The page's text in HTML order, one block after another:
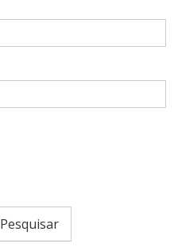
Pesquisar